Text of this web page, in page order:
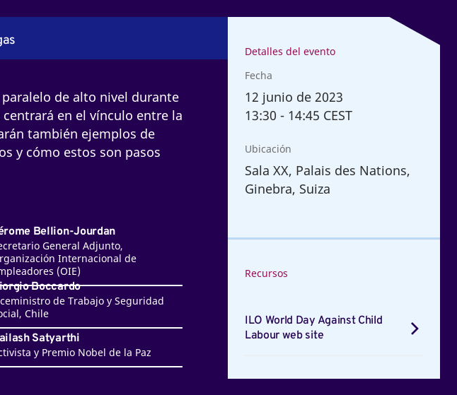
de alto nivel durante
en el vínculo entre la
también ejemplos de
y cómo estos son pasos
Bellion-Jourdan
General Adjunto,
Internacional de
(OIE)
Boccardo
de Trabajo y Seguridad
Chile
Satyarthi
y Premio Nobel de la Paz
Detalles del evento
Fecha
12 junio de 2023
13:30 - 14:45 CEST
Ubicación
Sala XX, Palais des Nations,
Ginebra, Suiza
Recursos
ILO World Day Against Child
Labour web site